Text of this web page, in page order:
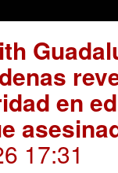
en
17:31